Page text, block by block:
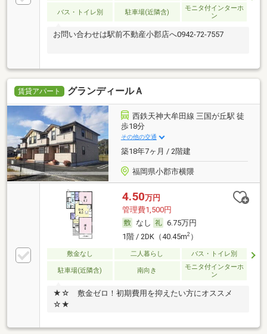
バス・トイレ別 駐車場(近隣含)
モニタ付インターホ
ン
お問い合わせは駅前不動産小郡店へ0942-72-7557
賃貸アパート グランディールＡ
西鉄天神大牟田線 三国が丘駅 徒
歩18分
その他の交通
築18年7ヶ月 / 2階建
福岡県小郡市横隈
4.50万円
管理費1,500円
なし
6.75万円
1階 / 2DK（40.45m2）
敷金なし 二人暮らし バス・トイレ別
駐車場(近隣含) 南向き
モニタ付インターホ
ン
★☆ 敷金ゼロ！初期費用を抑えたい方にオススメ
☆★